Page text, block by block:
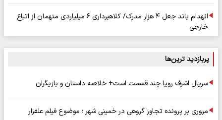
انهدام باند جعل ۴ هزار مدرک/ کلاهبرداری ۶ میلیاردی متهمان از اتباع
خارجی
پربازدید ترین‌ها
سریال اشرف رویا چند قسمت است+ خلاصه داستان و بازیگران
مروری بر پرونده تجاوز گروهی در خمینی شهر ؛ موضوع فیلم علفزار